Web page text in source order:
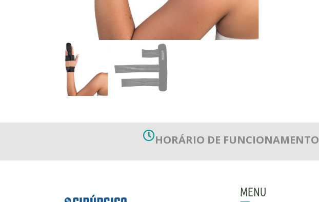
HORÁRIO DE FUNCIONAMENTO
MENU